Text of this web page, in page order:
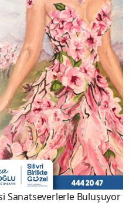
Sanatseverlerle Buluşuyor